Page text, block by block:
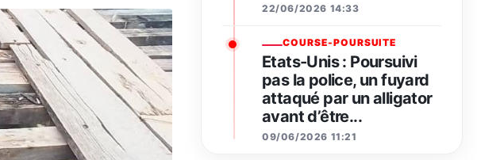
22/06/2026 14:33
COURSE-POURSUITE
Etats-Unis : Poursuivi
pas la police, un fuyard
attaqué par un alligator
avant d’être...
09/06/2026 11:21